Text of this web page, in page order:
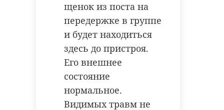
щенок из поста на
передержке в группе
и будет находиться
здесь до пристроя.
Его внешнее
состояние
нормальное.
Видимых травм не